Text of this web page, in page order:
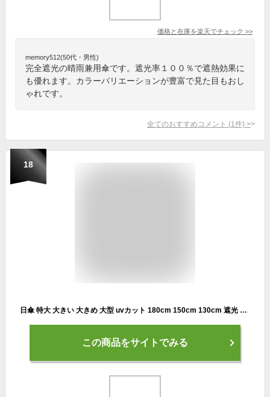
価格と在庫を楽天でチェック >>
memory512(50代・男性)
完全遮光の晴雨兼用傘です。遮光率１００％で遮熱効果に
も優れます。カラーバリエーションが豊富で見た目もおし
ゃれです。
全てのおすすめコメント (1 件) >
18
日傘 特大 大きい 大きめ 大型 uvカット 180cm 150cm 130cm 遮光 耐風 晴雨兼用 軽量 スポーツ傘 ワンタッチ メンズ レディース 長傘 日傘兼用雨傘 スポーツ観戦 ゴルフ傘 男女兼用 完全遮光 風に強い シルバー ブラック
この商品をサイトでみる